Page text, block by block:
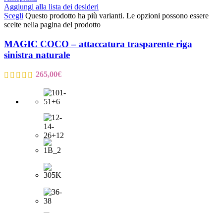
Aggiungi alla lista dei desideri
Scegli Questo prodotto ha più varianti. Le opzioni possono essere
scelte nella pagina del prodotto
MAGIC COCO – attaccatura trasparente riga
sinistra naturale
265,00€